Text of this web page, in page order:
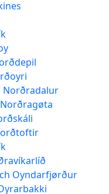
Norðradalur
Oyndarfjørður